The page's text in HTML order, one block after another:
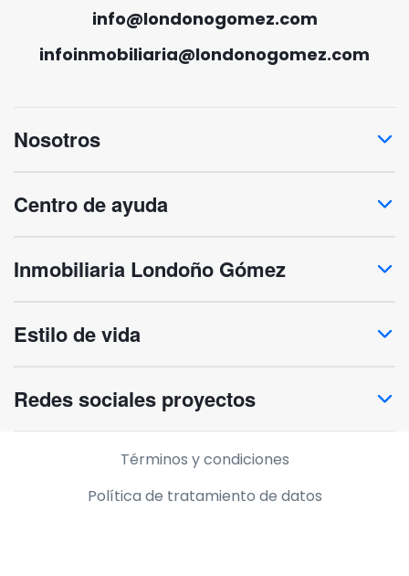
info@londonogomez.com
infoinmobiliaria@londonogomez.com
Nosotros
Centro de ayuda
Inmobiliaria Londoño Gómez
Estilo de vida
Redes sociales proyectos
Información legal
Términos y condiciones
Política de tratamiento de datos